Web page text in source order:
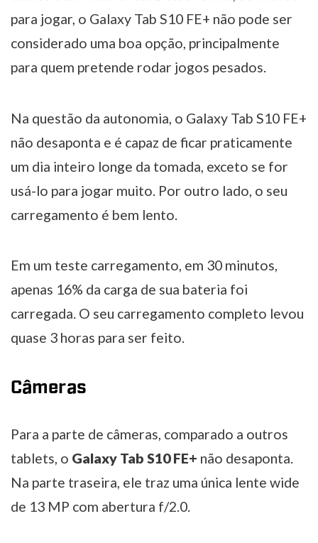
para jogar, o Galaxy Tab S10 FE+ não pode ser
considerado uma boa opção, principalmente
para quem pretende rodar jogos pesados.
Na questão da autonomia, o Galaxy Tab S10 FE+
não desaponta e é capaz de ficar praticamente
um dia inteiro longe da tomada, exceto se for
usá-lo para jogar muito. Por outro lado, o seu
carregamento é bem lento.
Em um teste carregamento, em 30 minutos,
apenas 16% da carga de sua bateria foi
carregada. O seu carregamento completo levou
quase 3 horas para ser feito.
Câmeras
Para a parte de câmeras, comparado a outros
tablets, o Galaxy Tab S10 FE+ não desaponta.
Na parte traseira, ele traz uma única lente wide
de 13 MP com abertura f/2.0.